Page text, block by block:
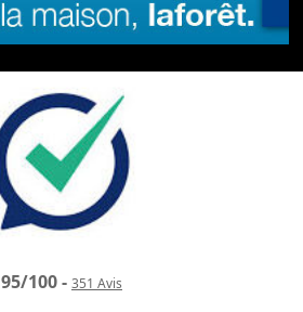
95/100- 351 Avis